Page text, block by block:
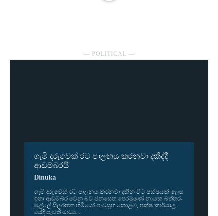
― POLITICAL ―
ගැමි දරුවෙක් රට පාලනය කරනවා දකිද්දී
ආඩම්බරයි
Dinuka
ගැමි දරු­වෙක් රට පාල­නය කර­නවා දකින විට පක්ෂ­යක් ලෙස
ඉතා ආඩ­ම්බර වෙන බව ජන­සෙත පෙර­මුණේ නායක බත්ත­ර­
මුල්ලේ සීල­ර­තන හිමියෝ පැව­සූහ.කොළඹ, පක්ෂ කාර්යා­ල­
යේදී පැවති මාධ්‍ය...